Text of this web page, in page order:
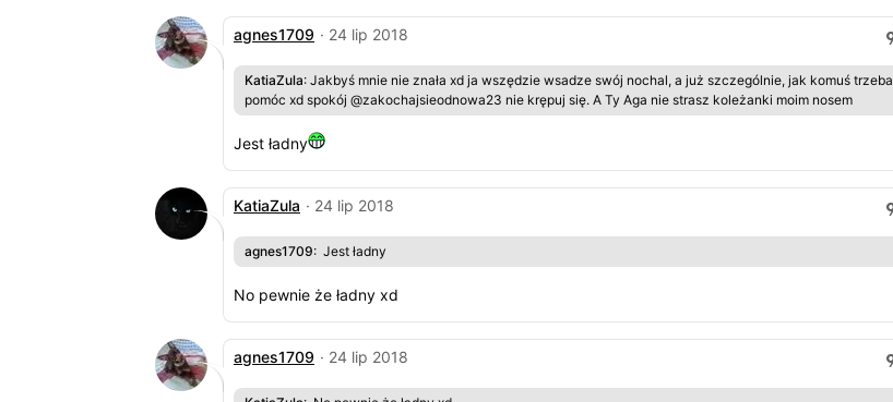
agnes1709 · 24 lip 2018
KatiaZula: Jakbyś mnie nie znała xd ja wszędzie wsadze swój nochal, a już szczególnie, jak komuś trzeba
pomóc xd spokój @zakochajsieodnowa23 nie krępuj się. A Ty Aga nie strasz koleżanki moim nosem
Jest ładny
KatiaZula · 24 lip 2018
agnes1709: Jest ładny
No pewnie że ładny xd
agnes1709 · 24 lip 2018